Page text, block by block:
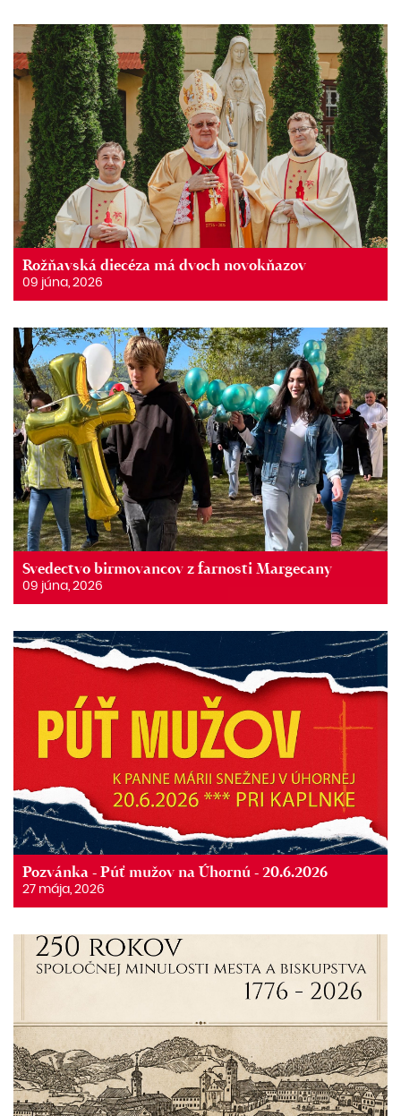
Rožňavská diecéza má dvoch novokňazov
09 júna, 2026
Svedectvo birmovancov z farnosti Margecany
09 júna, 2026
Pozvánka - Púť mužov na Úhornú - 20.6.2026
27 mája, 2026